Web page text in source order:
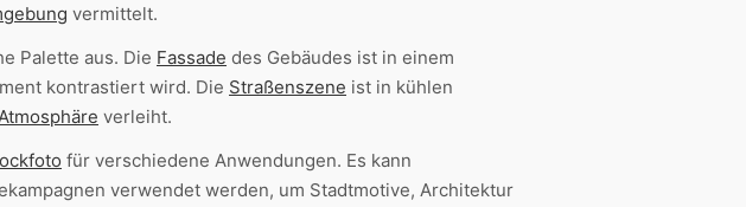
vermittelt.
Palette aus. Die Fassade des Gebäudes ist in einem
kontrastiert wird. Die Straßenszene ist in kühlen
verleiht.
für verschiedene Anwendungen. Es kann
verwendet werden, um Stadtmotive, Architektur